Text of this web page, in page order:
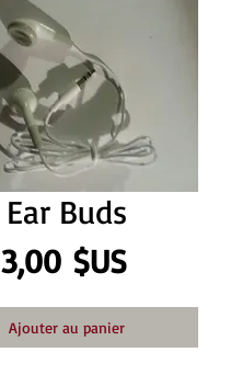
Ear Buds
3,00 $USPrix
Ajouter au panier